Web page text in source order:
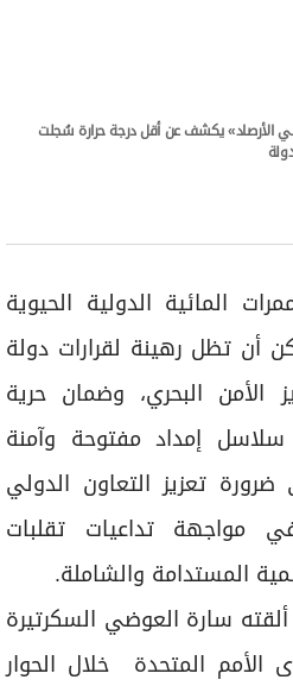
الأرصاد» يكشف عن أقل درجة حرارة سُجلت
المائية الدولية الحيوية
أن تظل رهينة لقرارات دولة
الأمن البحري، وضمان حرية
سلاسل إمداد مفتوحة وآمنة
تعزيز التعاون الدولي
مواجهة تداعيات تقلبات
المستدامة والشاملة.
سارة العوضي السكرتيرة
الأمم المتحدة خلال الحوار